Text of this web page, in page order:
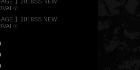
AGE.】2018SS NEW
AGE.】2018SS NEW